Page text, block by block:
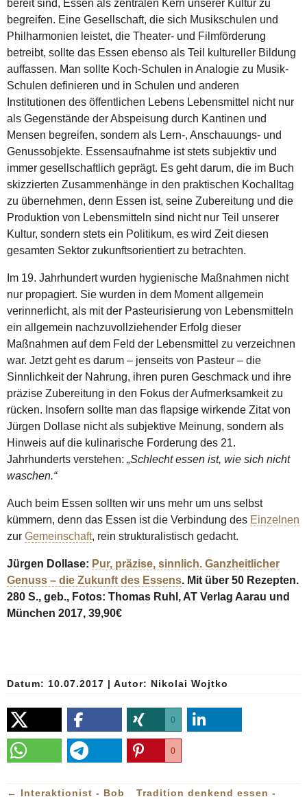
bereit sind, Essen als zentralen Kern unserer Kultur zu
begreifen. Eine Gesellschaft, die sich Musikschulen und
Philharmonien leistet, die Theater- und Filmförderung
betreibt, sollte das Essen ebenso als Teil kultureller Bildung
auffassen. Man sollte Koch-Schulen in Analogie zu Musik-
Schulen definieren und in Schulen und anderen
Institutionen des öffentlichen Lebens Lebensmittel nicht nur
als Gegenstände der Abspeisung durch Kantinen und
Mensen begreifen, sondern als Lern-, Anschauungs- und
Genussobjekte. Essensaufnahme ist stets subjektiv und
immer gesellschaftlich geprägt. Es geht darum, die im Buch
skizzierten Zusammenhänge in den praktischen Kochalltag
zu übernehmen, denn Essen ist, seine Zubereitung und die
Produktion von Lebensmitteln sind nicht nur Teil unserer
Kultur, sondern stets ein Politikum, es wird Zeit diesen
gesamten Sektor zukunftsorientiert zu betrachten.
Im 19. Jahrhundert wurden hygienische Maßnahmen nicht
nur propagiert. Sie wurden in dem Moment allgemein
verinnerlicht, als mit der Pasteurisierung von Lebensmitteln
ein allgemein nachzuvollziehender Erfolg dieser
Maßnahmen auf dem Feld der Lebensmittel zu verzeichnen
war. Jetzt geht es darum – jenseits von Pasteur – die
Sinnlichkeit der Nahrung, ihren puren Geschmack und ihre
präzise Zubereitung in den Fokus der Aufmerksamkeit zu
rücken. Insofern sollte man das flapsige wirkende Zitat von
Jürgen Dollase nicht als subjektive Meinung, sondern als
Hinweis auf die kulinarische Forderung des 21.
Jahrhunderts verstehen: „Schlecht essen ist, wie sich nicht
waschen.“
Auch beim Essen sollten wir uns mehr um uns selbst
kümmern, denn das Essen ist die Verbindung des Einzelnen
zur Gemeinschaft, rein strukturalistisch gedacht.
Jürgen Dollase: Pur, präzise, sinnlich. Ganzheitlicher
Genuss – die Zukunft des Essens. Mit über 50 Rezepten.
280 S., geb., Fotos: Thomas Ruhl, AT Verlag Aarau und
München 2017, 39,90€
Datum: 10.07.2017 | Autor: Nikolai Wojtko
0
0
← Interaktionist - Bob
Tradition denkend essen -